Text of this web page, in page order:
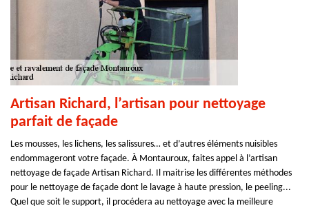
Artisan Richard, l’artisan pour nettoyage
parfait de façade
Les mousses, les lichens, les salissures… et d’autres éléments nuisibles
endommageront votre façade. À Montauroux, faites appel à l’artisan
nettoyage de façade Artisan Richard. Il maitrise les différentes méthodes
pour le nettoyage de façade dont le lavage à haute pression, le peeling...
Quel que soit le support, il procédera au nettoyage avec la meilleure